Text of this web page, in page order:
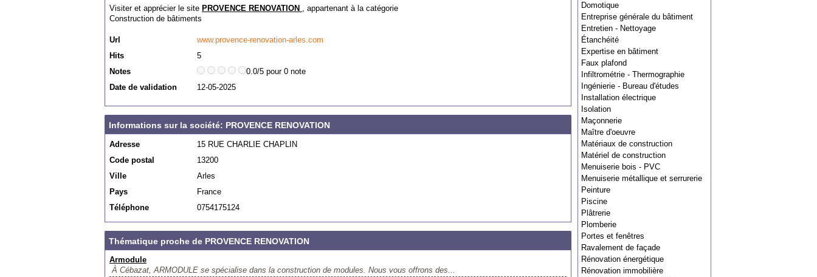
Domotique
Entreprise générale du bâtiment
Entretien - Nettoyage
Étanchéité
Expertise en bâtiment
Faux plafond
Infiltrométrie - Thermographie
Ingénierie - Bureau d'études
Installation électrique
Isolation
Maçonnerie
Maître d'oeuvre
Matériaux de construction
Matériel de construction
Menuiserie bois - PVC
Menuiserie métallique et serrurerie
Peinture
Piscine
Plâtrerie
Plomberie
Portes et fenêtres
Ravalement de façade
Rénovation énergétique
Rénovation immobilière
Visiter et apprécier le site PROVENCE RENOVATION , appartenant à la catégorie
Construction de bâtiments
Url
www.provence-renovation-arles.com
Hits
5
Notes
0.0/5 pour 0 note
Date de validation
12-05-2025
Informations sur la société: PROVENCE RENOVATION
Adresse
15 RUE CHARLIE CHAPLIN
Code postal
13200
Ville
Arles
Pays
France
Téléphone
0754175124
Thématique proche de PROVENCE RENOVATION
Armodule
À Cébazat, ARMODULE se spécialise dans la construction de modules. Nous vous offrons des...